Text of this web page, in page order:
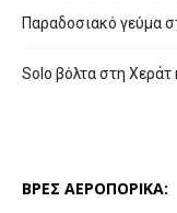
Παραδοσιακό γεύμα
Solo βόλτα στη Χεράτ
ΒΡΕΣ ΑΕΡΟΠΟΡΙΚΑ: